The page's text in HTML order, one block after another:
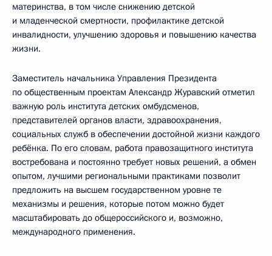
материнства, в том числе снижению детской
и младенческой смертности, профилактике детской
инвалидности, улучшению здоровья и повышению качества
жизни.
Заместитель начальника Управления Президента
по общественным проектам Александр Журавский отметил
важную роль института детских омбудсменов,
представителей органов власти, здравоохранения,
социальных служб в обеспечении достойной жизни каждого
ребёнка. По его словам, работа правозащитного института
востребована и постоянно требует новых решений, а обмен
опытом, лучшими региональными практиками позволит
предложить на высшем государственном уровне те
механизмы и решения, которые потом можно будет
масштабировать до общероссийского и, возможно,
международного применения.